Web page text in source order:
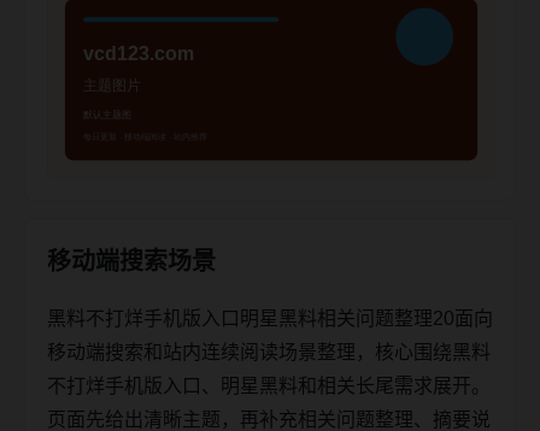
移动端搜索场景
黑料不打烊手机版入口明星黑料相关问题整理20面向
移动端搜索和站内连续阅读场景整理，核心围绕黑料
不打烊手机版入口、明星黑料和相关长尾需求展开。
页面先给出清晰主题，再补充相关问题整理、摘要说